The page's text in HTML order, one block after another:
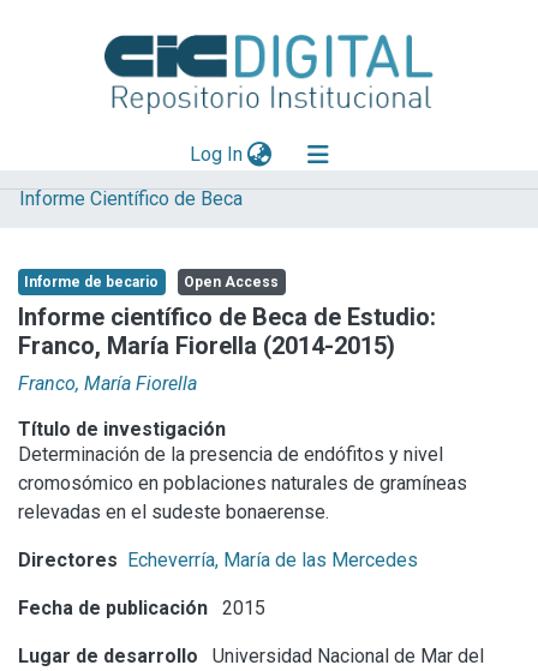
Log In(current)
Explorar
Aportar material
Statistics
Informe Científico de Beca
Informe de becario Open Access
Informe científico de Beca de Estudio:
Franco, María Fiorella (2014-2015)
Franco, María Fiorella
Título de investigación
Determinación de la presencia de endófitos y nivel
cromosómico en poblaciones naturales de gramíneas
relevadas en el sudeste bonaerense.
Directores Echeverría, María de las Mercedes
Fecha de publicación 2015
Lugar de desarrollo
Universidad Nacional de Mar del